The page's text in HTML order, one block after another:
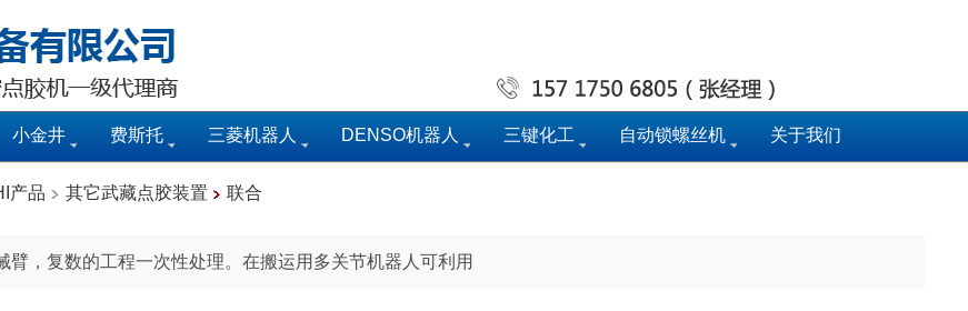
小金井 费斯托 三菱机器人 DENSO机器人 三键化工 自动锁螺丝机 关于我们
产品 其它武藏点胶装置 联合
臂，复数的工程一次性处理。在搬运用多关节机器人可利用